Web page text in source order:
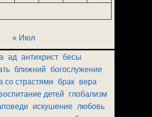
« Июл
ад антихрист бесы
ближний
богослужение
со страстями брак вера
детей
глобализм
искушение любовь